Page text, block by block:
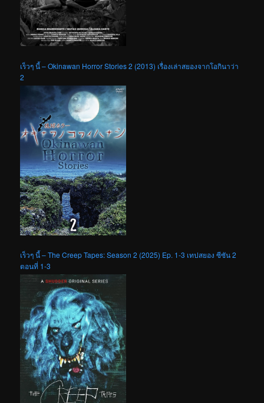
เร็วๆ นี้ – Okinawan Horror Stories 2 (2013) เรื่องเล่าสยองจากโอกินาว่า
2
เร็วๆ นี้ – The Creep Tapes: Season 2 (2025) Ep. 1-3 เทปสยอง ซีซัน 2
ตอนที่ 1-3